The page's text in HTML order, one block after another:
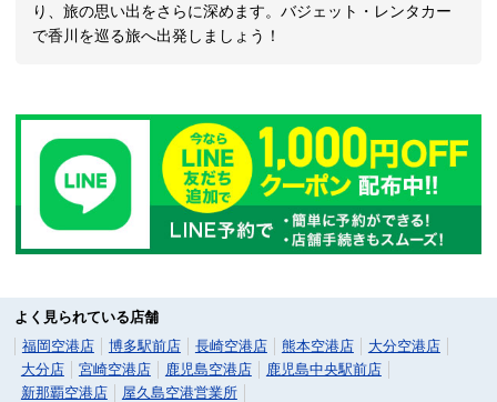
り、旅の思い出をさらに深めます。バジェット・レンタカー
で香川を巡る旅へ出発しましょう！
よく見られている店舗
福岡空港店
博多駅前店 長崎空港店 熊本空港店
大分空港店
大分店
宮崎空港店 鹿児島空港店
鹿児島中央駅前店
新那覇空港店
屋久島空港営業所